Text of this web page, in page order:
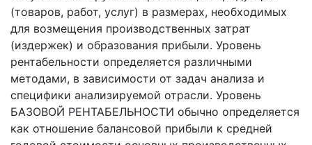
(товаров, работ, услуг) в размерах, необходимых
для возмещения производственных затрат
(издержек) и образования прибыли. Уровень
рентабельности определяется различными
методами, в зависимости от задач анализа и
специфики анализируемой отрасли. Уровень
БАЗОВОЙ РЕНТАБЕЛЬНОСТИ обычно определяется
как отношение балансовой прибыли к средней